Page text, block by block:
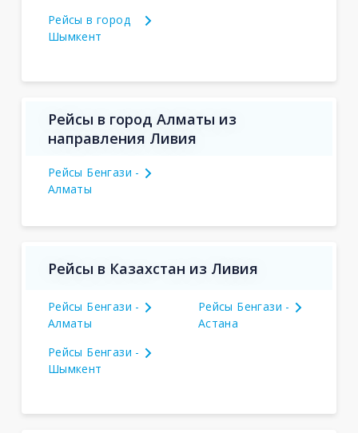
Рейсы в город
Шымкент
Рейсы в город Алматы из
направления Ливия
Рейсы Бенгази -
Алматы
Рейсы в Казахстан из Ливия
Рейсы Бенгази -
Алматы
Рейсы Бенгази -
Астана
Рейсы Бенгази -
Шымкент